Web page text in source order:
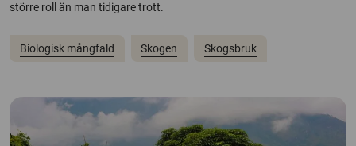
större roll än man tidigare trott.
Biologisk mångfald Skogen Skogsbruk